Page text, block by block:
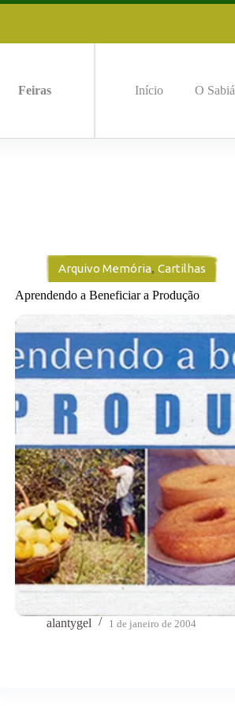
Feiras Início O Sabiá
Arquivo Memória,Cartilhas
Aprendendo a Beneficiar a Produção
alantygel 1 de janeiro de 2004